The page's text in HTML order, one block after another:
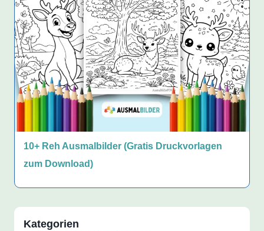
10+ Reh Ausmalbilder (Gratis Druckvorlagen
zum Download)
Kategorien